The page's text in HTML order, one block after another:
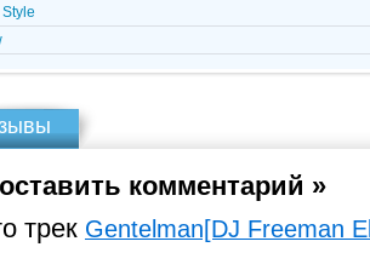
комментарий »
трек Gentelman[DJ Freeman